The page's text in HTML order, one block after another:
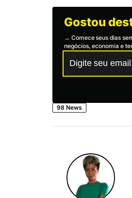
Gostou
→ Comece seus dias
negócios, economia e
98 News